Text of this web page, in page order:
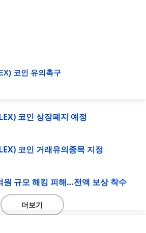
코인 유의촉구
코인 상장폐지 예정
코인 거래유의종목 지정
원 규모 해킹 피해…전액 보상 착수
더보기